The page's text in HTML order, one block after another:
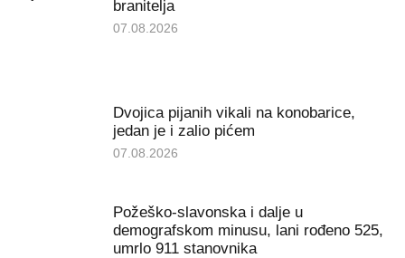
branitelja
07.08.2026
Dvojica pijanih vikali na konobarice,
jedan je i zalio pićem
07.08.2026
Požeško-slavonska i dalje u
demografskom minusu, lani rođeno 525,
umrlo 911 stanovnika